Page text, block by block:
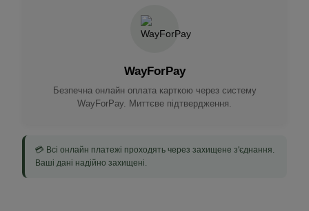
WayForPay
Безпечна онлайн оплата карткою через систему
WayForPay. Миттєве підтвердження.
💳 Всі онлайн платежі проходять через захищене з'єднання.
Ваші дані надійно захищені.